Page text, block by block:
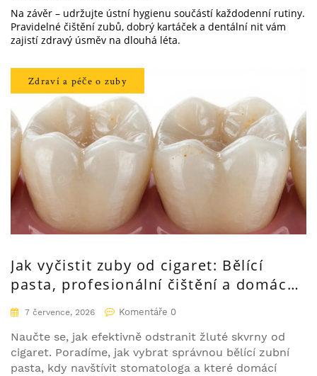
Na závěr – udržujte ústní hygienu součástí každodenní rutiny.
Pravidelné čištění zubů, dobrý kartáček a dentální nit vám
zajistí zdravý úsměv na dlouhá léta.
Zdraví a péče o zuby
Jak vyčistit zuby od cigaret: Bělící
pasta, profesionální čištění a domácí
tipy7 července, 2026 Komentáře 0
Naučte se, jak efektivně odstranit žluté skvrny od
cigaret. Poradíme, jak vybrat správnou bělící zubní
pasta, kdy navštívit stomatologa a které domácí